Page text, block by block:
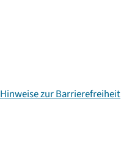
Hinweise zur Barrierefreiheit